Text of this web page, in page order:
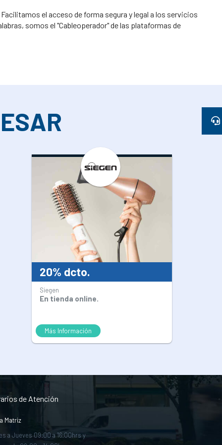
el acceso de forma segura y legal a los servicios
somos el "Cableoperador" de las plataformas de
20% dcto.
Siegen
En tienda online.
Más Información
de Atención
Matriz
a Jueves 09:00 a 16:00hrs y